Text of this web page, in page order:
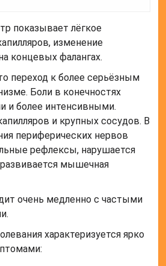
показывает лёгкое
изменение
концевых фалангах.
переход к более серьёзным
Боли в конечностях
и более интенсивными.
и крупных сосудов. В
периферических нервов
рефлексы, нарушается
мышечная
очень медленно с частыми
характеризуется ярко